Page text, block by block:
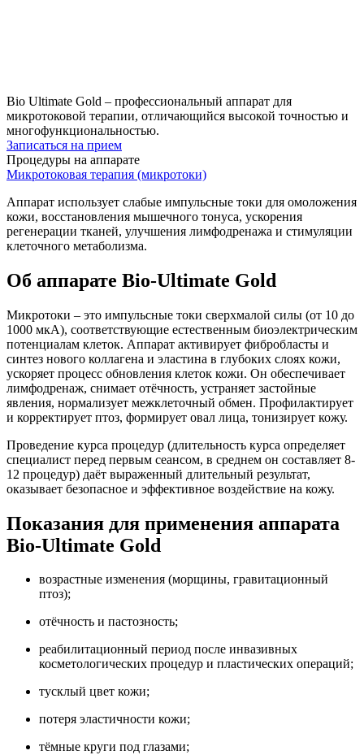
Bio Ultimate Gold – профессиональный аппарат для
микротоковой терапии, отличающийся высокой точностью и
многофункциональностью.
Записаться на прием
Процедуры на аппарате
Микротоковая терапия (микротоки)
Аппарат использует слабые импульсные токи для омоложения
кожи, восстановления мышечного тонуса, ускорения
регенерации тканей, улучшения лимфодренажа и стимуляции
клеточного метаболизма.
Об аппарате Bio-Ultimate Gold
Микротоки – это импульсные токи сверхмалой силы (от 10 до
1000 мкА), соответствующие естественным биоэлектрическим
потенциалам клеток. Аппарат активирует фибробласты и
синтез нового коллагена и эластина в глубоких слоях кожи,
ускоряет процесс обновления клеток кожи. Он обеспечивает
лимфодренаж, снимает отёчность, устраняет застойные
явления, нормализует межклеточный обмен. Профилактирует
и корректирует птоз, формирует овал лица, тонизирует кожу.
Проведение курса процедур (длительность курса определяет
специалист перед первым сеансом, в среднем он составляет 8-
12 процедур) даёт выраженный длительный результат,
оказывает безопасное и эффективное воздействие на кожу.
Показания для применения аппарата
Bio-Ultimate Gold
возрастные изменения (морщины, гравитационный
птоз);
отёчность и пастозность;
реабилитационный период после инвазивных
косметологических процедур и пластических операций;
тусклый цвет кожи;
потеря эластичности кожи;
тёмные круги под глазами;